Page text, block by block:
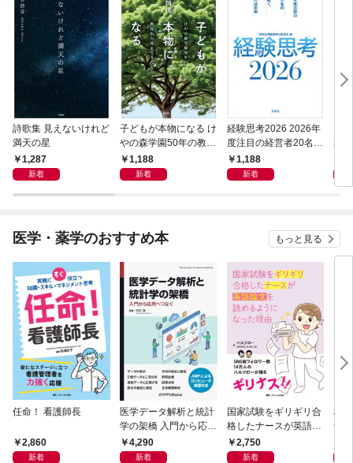
詩歌集 見えないけれど
満天の星
1,287
新着
子どもが本物になる け
やの森学園50年の教育
から見えてきたもの
1,188
新着
経験思考2026 2026年
度注目の経営者20名の
経験知が拓く、ニッポ
ンの近未来
1,188
新着
末記
医学・薬学のおすすめ本 もっと見る
任命！ 看護師長
2,860
新着
医学データ解析と統計
学の架橋 入門から応用
へつなぐ
4,290
新着
国家試験をギリギリ合
格したナースが英語論
文を読めるようになっ
た理由
2,750
新着
相
つ